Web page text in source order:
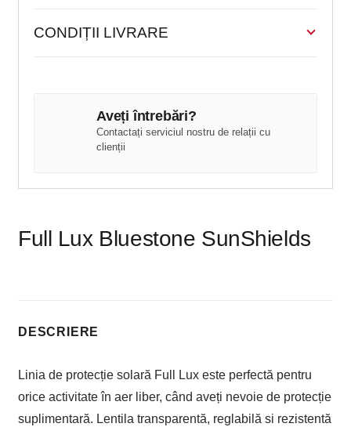
CONDIȚII LIVRARE
Aveți întrebări?
Contactați serviciul nostru de relații cu
clienții
Full Lux Bluestone SunShields
DESCRIERE
Linia de protecție solară Full Lux este perfectă pentru
orice activitate în aer liber, când aveți nevoie de protecție
suplimentară. Lentila transparentă, reglabilă si rezistentă